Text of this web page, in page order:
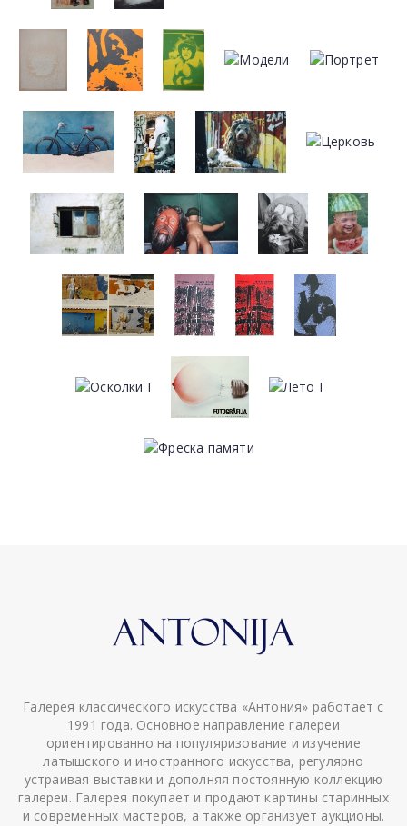
Галерея классического искусства «Антония» работает с
1991 года. Основное направление галереи
ориентированно на популяризование и изучение
латышского и иностранного искусства, регулярно
устраивая выставки и дополняя постоянную коллекцию
галереи. Галерея покупает и продают картины старинных
и современных мастеров, а также организует аукционы.